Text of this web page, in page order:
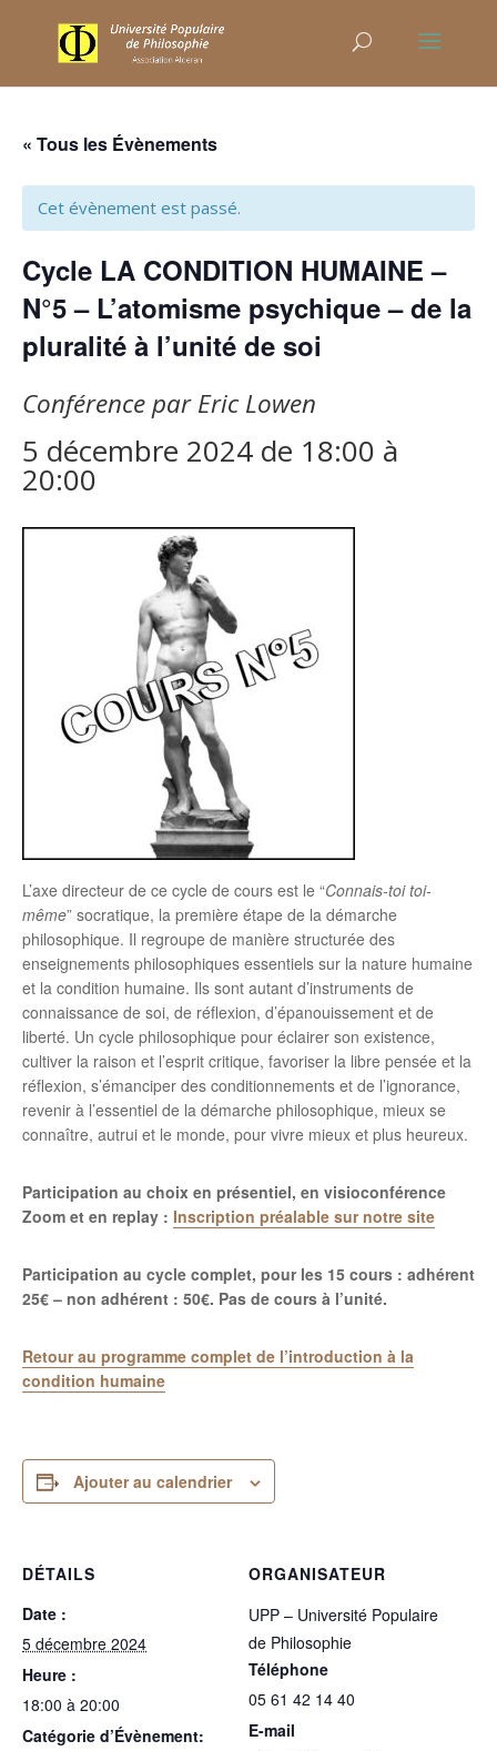
« Tous les Évènements
Cet évènement est passé.
Cycle LA CONDITION HUMAINE –
N°5 – L’atomisme psychique – de la
pluralité à l’unité de soi
Conférence par Eric Lowen
5 décembre 2024 de 18:00 à
20:00
L’axe directeur de ce cycle de cours est le “Connais-toi toi-
même” socratique, la première étape de la démarche
philosophique. Il regroupe de manière structurée des
enseignements philosophiques essentiels sur la nature humaine
et la condition humaine. Ils sont autant d’instruments de
connaissance de soi, de réflexion, d’épanouissement et de
liberté. Un cycle philosophique pour éclairer son existence,
cultiver la raison et l’esprit critique, favoriser la libre pensée et la
réflexion, s’émanciper des conditionnements et de l’ignorance,
revenir à l’essentiel de la démarche philosophique, mieux se
connaître, autrui et le monde, pour vivre mieux et plus heureux.
Participation au choix en présentiel, en visioconférence
Zoom et en replay : Inscription préalable sur notre site
Participation au cycle complet, pour les 15 cours : adhérent
25€ – non adhérent : 50€. Pas de cours à l’unité.
Retour au programme complet de l’introduction à la
condition humaine
Ajouter au calendrier
DÉTAILS
Date :
5 décembre 2024
Heure :
18:00 à 20:00
Catégorie d’Évènement:
ORGANISATEUR
UPP – Université Populaire
de Philosophie
Téléphone
05 61 42 14 40
E-mail